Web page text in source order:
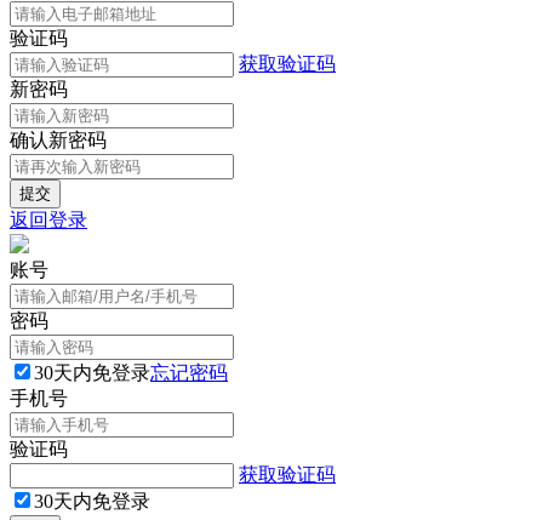
验证码
获取验证码
新密码
确认新密码
返回登录
账号
密码
30天内免登录忘记密码
手机号
验证码
获取验证码
30天内免登录